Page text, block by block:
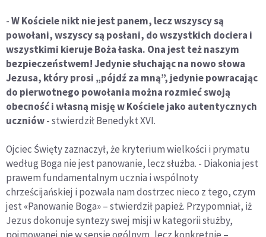
-W Kościele nikt nie jest panem, lecz wszyscy są
powołani, wszyscy są posłani, do wszystkich dociera i
wszystkimi kieruje Boża łaska. Ona jest też naszym
bezpieczeństwem! Jedynie słuchając na nowo słowa
Jezusa, który prosi „pójdź za mną”, jedynie powracając
do pierwotnego powołania można rozmieć swoją
obecność i własną misję w Kościele jako autentycznych
uczniów- stwierdził Benedykt XVI.
Ojciec Święty zaznaczył, że kryterium wielkości i prymatu
według Boga nie jest panowanie, lecz służba. - Diakonia jest
prawem fundamentalnym ucznia i wspólnoty
chrześcijańskiej i pozwala nam dostrzec nieco z tego, czym
jest «Panowanie Boga» – stwierdził papież. Przypomniał, iż
Jezus dokonuje syntezy swej misji w kategorii służby,